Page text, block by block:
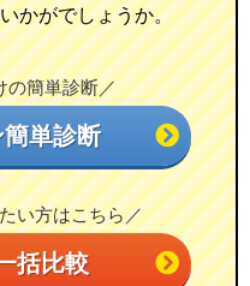
かがでしょうか。
の簡単診断／
単診断
い方はこちら／
括比較